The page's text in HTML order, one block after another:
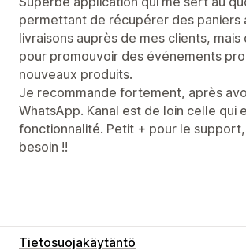
permettant de récupérer des
livraisons auprès de mes clients,
pour promouvoir des événements
nouveaux produits.
Je recommande fortement, après
WhatsApp. Kanal est de loin celle qui
fonctionnalité. Petit + pour le
besoin !!
Tietosuojakäytäntö